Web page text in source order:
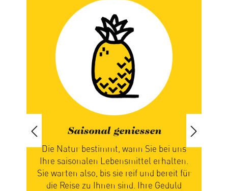
Saisonal geniessen
Die Natur bestimmt, wann Sie bei uns
Ihre saisonalen Lebensmittel erhalten.
Sie warten also, bis sie reif und bereit für
die Reise zu Ihnen sind. Ihre Geduld